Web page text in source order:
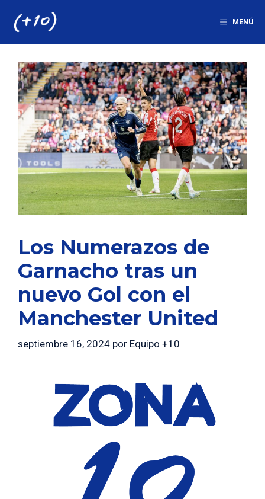
MENÚ
Los Numerazos de
Garnacho tras un
nuevo Gol con el
Manchester United
septiembre 16, 2024 por Equipo +10